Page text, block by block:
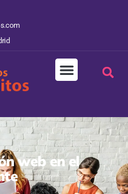
web en el